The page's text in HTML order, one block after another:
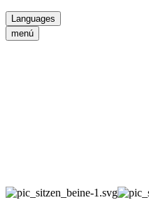
Languages
menú